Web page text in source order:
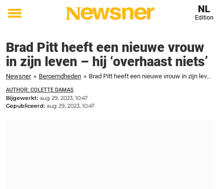
Toggle
NL
Edition
Brad Pitt heeft een nieuwe vrouw
in zijn leven – hij ‘overhaast niets’
Newsner » Beroemdheden » Brad Pitt heeft een nieuwe vrouw in zijn leven - hij 'overhaast niets'
AUTHOR: COLETTE DAMAS
Bijgewerkt: aug 29, 2023, 10:47
Gepubliceerd: aug 29, 2023, 10:47